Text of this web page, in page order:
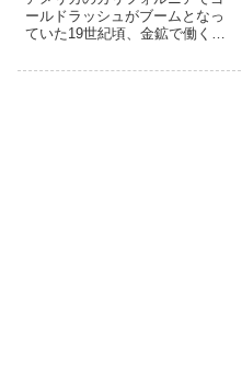
ールドラッシュがブームとなっ
ていた19世紀頃、金鉱で働く鉱
て作られたのがジーンズでし